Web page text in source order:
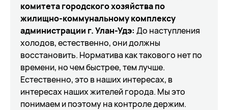
комитета городского хозяйства по
жилищно-коммунальному комплексу
администрации г. Улан-Удэ: До наступления
холодов, естественно, они должны
восстановить. Норматива как такового нет по
времени, но чем быстрее, тем лучше.
Естественно, это в наших интересах, в
интересах наших жителей города. Мы это
понимаем и поэтому на контроле держим.